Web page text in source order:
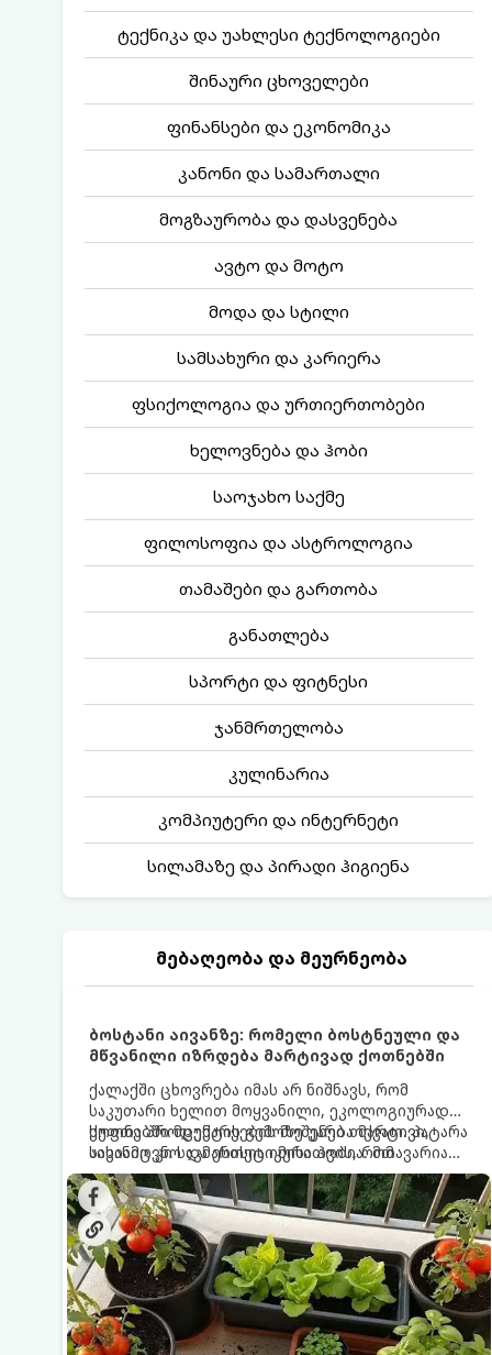
ტექნიკა და უახლესი ტექნოლოგიები
შინაური ცხოველები
ფინანსები და ეკონომიკა
კანონი და სამართალი
მოგზაურობა და დასვენება
ავტო და მოტო
მოდა და სტილი
სამსახური და კარიერა
ფსიქოლოგია და ურთიერთობები
ხელოვნება და ჰობი
საოჯახო საქმე
ფილოსოფია და ასტროლოგია
თამაშები და გართობა
განათლება
სპორტი და ფიტნესი
ჯანმრთელობა
კულინარია
კომპიუტერი და ინტერნეტი
სილამაზე და პირადი ჰიგიენა
მებაღეობა და მეურნეობა
ბოსტანი აივანზე: რომელი ბოსტნეული და
მწვანილი იზრდება მარტივად ქოთნებში
ქალაქში ცხოვრება იმას არ ნიშნავს, რომ
საკუთარი ხელით მოყვანილი, ეკოლოგიურად
სუფთა პროდუქტის გემოზე უარი თქვათ. პატარა
აივანიც კი საკმარისია იმისათვის, რომ
მოიწყოთ მინი-ბოსტანი, საიდანაც
ყოველდღიურად ახალ, არომატულ მწვანილსა
და ბოსტნეულს მოკრეფთ.
ქოთნებში მცენარეების მოშენება მარტივი,
სასიამოვნო და ესთეტიკური ჰობია. მთავარია
იცოდეთ, რომელი კულტურები ეგუებიან
ქოთნის პირობებს ყველაზე კარგად და როგორ
მოუაროთ მათ სწორად.